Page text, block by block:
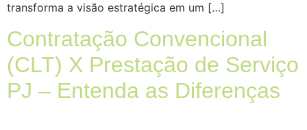
transforma a visão estratégica em um […]
Contratação Convencional
(CLT) X Prestação de Serviço
PJ – Entenda as Diferenças